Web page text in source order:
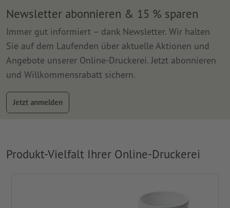
Newsletter abonnieren & 15 % sparen
Immer gut informiert – dank Newsletter. Wir halten
Sie auf dem Laufenden über aktuelle Aktionen und
Angebote unserer Online-Druckerei. Jetzt abonnieren
und Willkommensrabatt sichern.
Jetzt anmelden
Produkt-Vielfalt Ihrer Online-Druckerei